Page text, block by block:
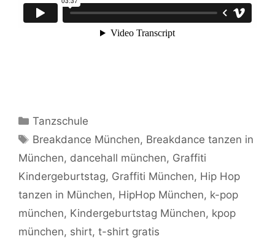
Kategorien
Tanzschule
Schlagwörter
Breakdance München, Breakdance tanzen in
München, dancehall münchen, Graffiti
Kindergeburtstag, Graffiti München, Hip Hop
tanzen in München, HipHop München, k-pop
münchen, Kindergeburtstag München, kpop
münchen, shirt, t-shirt gratis